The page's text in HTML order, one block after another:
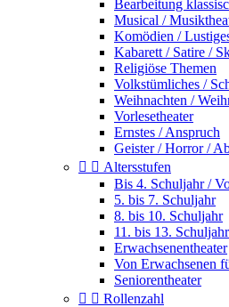
Bearbeitung
Musical /
Komödien /
Kabarett / Satire /
Religiöse Themen
Volkstümliches /
Weihnachten /
Vorlesetheater
Ernstes / Anspruch
Geister / Horror /
  Altersstufen
Bis 4. Schuljahr /
5. bis 7. Schuljahr
8. bis 10. Schuljahr
11. bis 13. Schuljahr
Erwachsenentheater
Von Erwachsenen
Seniorentheater
  Rollenzahl